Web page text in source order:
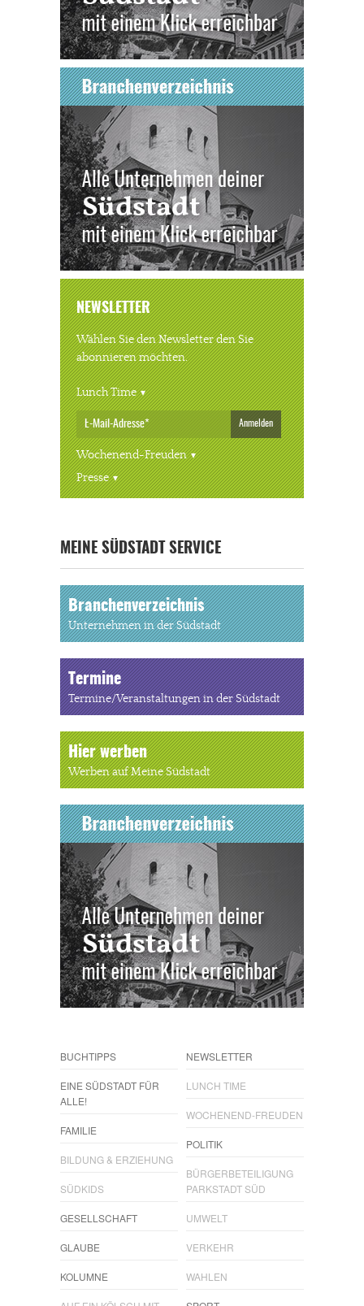
NEWSLETTER
Wählen Sie den Newsletter den Sie
abonnieren möchten.
Lunch Time
Anmelden
Wochenend-Freuden
Presse
MEINE SÜDSTADT SERVICE
Branchenverzeichnis
Unternehmen in der Südstadt
Termine
Termine/Veranstaltungen in der Südstadt
Hier werben
Werben auf Meine Südstadt
BUCHTIPPS
EINE SÜDSTADT FÜR
ALLE!
FAMILIE
BILDUNG & ERZIEHUNG
SÜDKIDS
GESELLSCHAFT
GLAUBE
KOLUMNE
NEWSLETTER
LUNCH TIME
WOCHENEND-FREUDEN
POLITIK
BÜRGERBETEILIGUNG
PARKSTADT SÜD
UMWELT
VERKEHR
WAHLEN